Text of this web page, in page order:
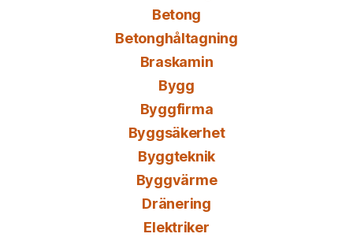
Betong
Betonghåltagning
Braskamin
Bygg
Byggfirma
Byggsäkerhet
Byggteknik
Byggvärme
Dränering
Elektriker